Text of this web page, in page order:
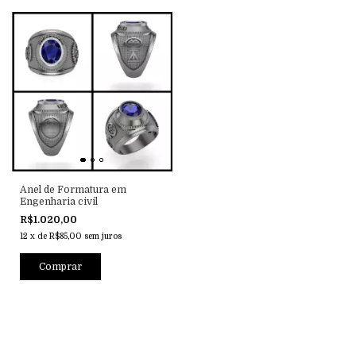
Anel de Formatura em
Engenharia civil
R$1.020,00
12 x de R$85,00 sem juros
Comprar